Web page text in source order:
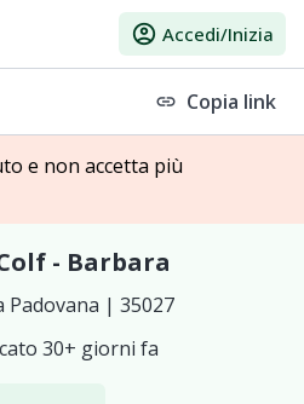
account_circle Accedi/Inizia
link Copia link
e non accetta più
- Barbara
Padovana | 35027
30+ giorni fa